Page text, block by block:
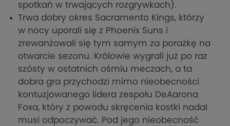
spotkań w trwających rozgrywkach).
Trwa dobry okres Sacramento Kings, którzy
w nocy uporali się z Phoenix Suns i
zrewanżowali się tym samym za porażkę na
otwarcie sezonu. Królowie wygrali już po raz
szósty w ostatnich ośmiu meczach, a ta
dobra gra przychodzi mimo nieobecności
kontuzjowanego lidera zespołu DeAarona
Foxa, który z powodu skręcenia kostki nadal
musi odpoczywać. Pod jego nieobecność